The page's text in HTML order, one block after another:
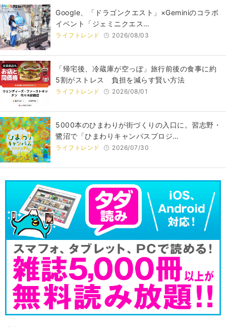
Google、「ドラゴンクエスト」×Geminiのコラボ
イベント「ジェミニクエス…
ライフトレンド 2026/08/03
「帰宅後、冷蔵庫が空っぽ」旅行前後の食事に約
5割がストレス 負担を減らす賢い方法
ライフトレンド 2026/08/01
5000本のひまわりが街づくりの入口に。習志野・
鷺沼で「ひまわりキャンパスプロジ…
ライフトレンド 2026/07/30